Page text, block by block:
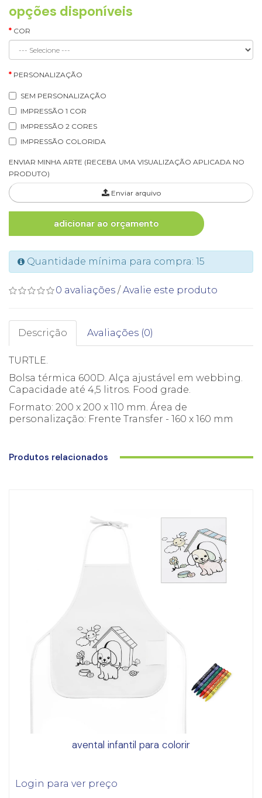
opções disponíveis
COR
PERSONALIZAÇÃO
SEM PERSONALIZAÇÃO
IMPRESSÃO 1 COR
IMPRESSÃO 2 CORES
IMPRESSÃO COLORIDA
ENVIAR MINHA ARTE (RECEBA UMA VISUALIZAÇÃO APLICADA NO
PRODUTO)
Enviar arquivo
adicionar ao orçamento
Quantidade mínima para compra: 15
0 avaliações /Avalie este produto
Descrição Avaliações (0)
TURTLE.
Bolsa térmica 600D. Alça ajustável em webbing.
Capacidade até 4,5 litros. Food grade.
Formato: 200 x 200 x 110 mm. Área de
personalização: Frente Transfer - 160 x 160 mm
Produtos relacionados
avental infantil para colorir
Login para ver preço